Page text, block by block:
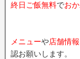
終日ご飯無料でお
メニューや店舗情報
認お願いします。